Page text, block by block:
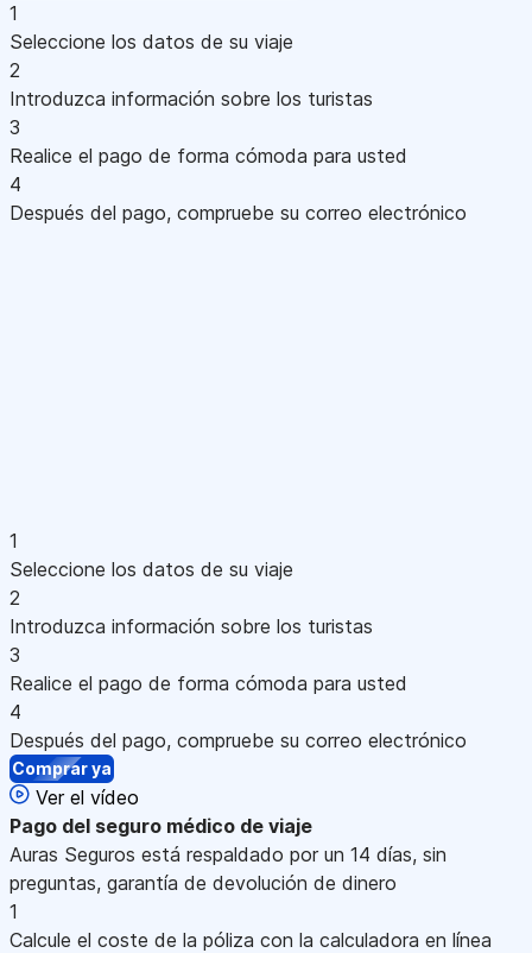
1
Seleccione los datos de su viaje
2
Introduzca información sobre los turistas
3
Realice el pago de forma cómoda para usted
4
Después del pago, compruebe su correo electrónico
1
Seleccione los datos de su viaje
2
Introduzca información sobre los turistas
3
Realice el pago de forma cómoda para usted
4
Después del pago, compruebe su correo electrónico
Comprar ya
Ver el vídeo
Pago del seguro médico de viaje
Auras Seguros está respaldado por un 14 días, sin
preguntas, garantía de devolución de dinero
1
Calcule el coste de la póliza con la calculadora en línea